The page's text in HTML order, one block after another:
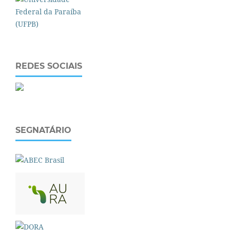
REDES SOCIAIS
SEGNATÁRIO